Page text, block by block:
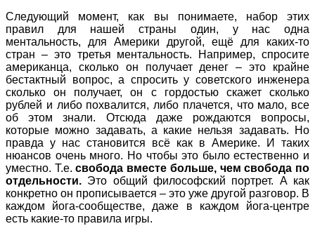
Следующий момент, как вы понимаете, набор этих
правил для нашей страны один, у нас одна
ментальность, для Америки другой, ещё для каких-то
стран – это третья ментальность. Например, спросите
американца, сколько он получает денег – это крайне
бестактный вопрос, а спросить у советского инженера
сколько он получает, он с гордостью скажет сколько
рублей и либо похвалится, либо плачется, что мало, все
об этом знали. Отсюда даже рождаются вопросы,
которые можно задавать, а какие нельзя задавать. Но
правда у нас становится всё как в Америке. И таких
нюансов очень много. Но чтобы это было естественно и
уместно. Т.е.свобода вместе больше, чем свобода по
отдельности. Это общий философский портрет. А как
конкретно он прописывается – это уже другой разговор. В
каждом йога-сообществе, даже в каждом йога-центре
есть какие-то правила игры.